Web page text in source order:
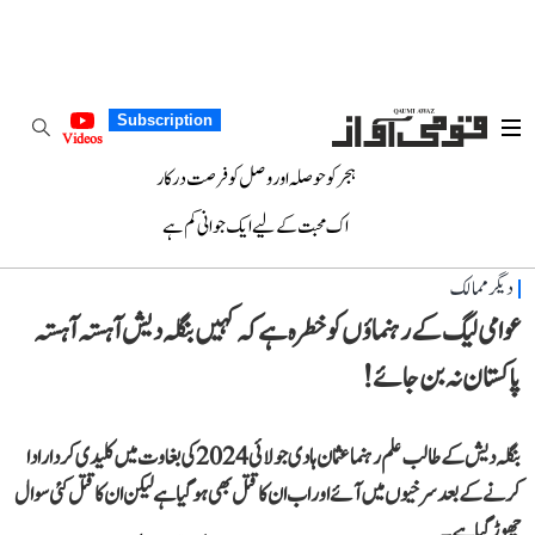
Subscription
Videos
ہجر کو حوصلہ اور وصل کو فرصت درکار
اک محبت کے لیے ایک جوانی کم ہے
دیگر ممالک
عوامی لیگ کے رہنماؤں کو خطرہ ہے کہ کہیں بنگلہ دیش آہستہ آہستہ
پاکستان نہ بن جائے!
بنگلہ دیش کے طالب علم رہنما عثمان ہادی جولائی 2024 کی بغاوت میں کلیدی کردار ادا
کرنے کے بعد سرخیوں میں آئے اور اب ان کا قتل بھی ہو گیا ہے لیکن ان کا قتل کئی سوال